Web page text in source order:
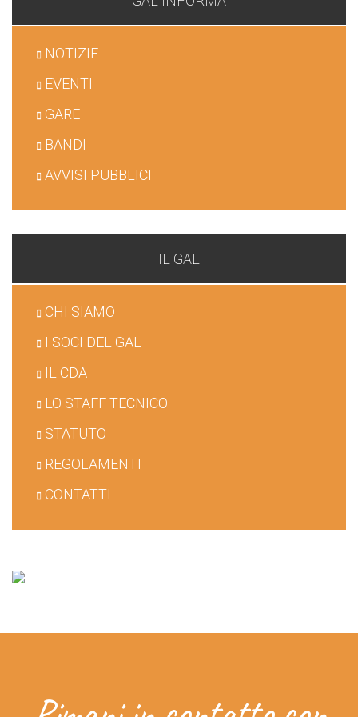
NOTIZIE
EVENTI
GARE
BANDI
AVVISI PUBBLICI
IL GAL
CHI SIAMO
I SOCI DEL GAL
IL CDA
LO STAFF TECNICO
STATUTO
REGOLAMENTI
CONTATTI